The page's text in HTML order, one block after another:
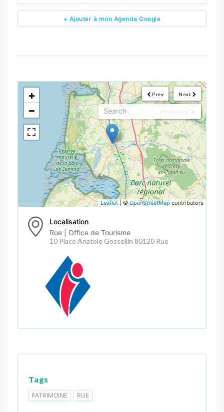
+ Ajouter à mon Agenda Google
Next
Prev
My Position
<!---->
+
−
Leaflet| ©OpenStreetMap contributors
Localisation
Rue | Office de Tourisme
10 Place Anatole Gossellin 80120 Rue
Tags
PATRIMOINE RUE